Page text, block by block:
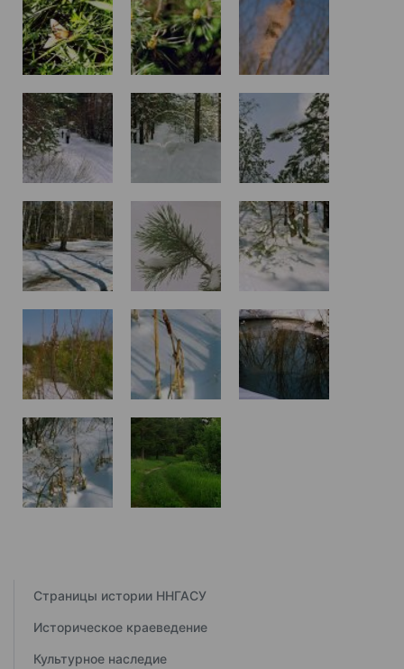
Страницы истории ННГАСУ
Историческое краеведение
Культурное наследие